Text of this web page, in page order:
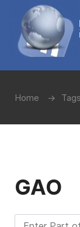
Home Tags
GAO
Enter Part of